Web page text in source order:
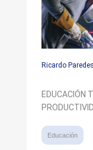
Ricardo Paredes
EDUCACIÓN
Educación